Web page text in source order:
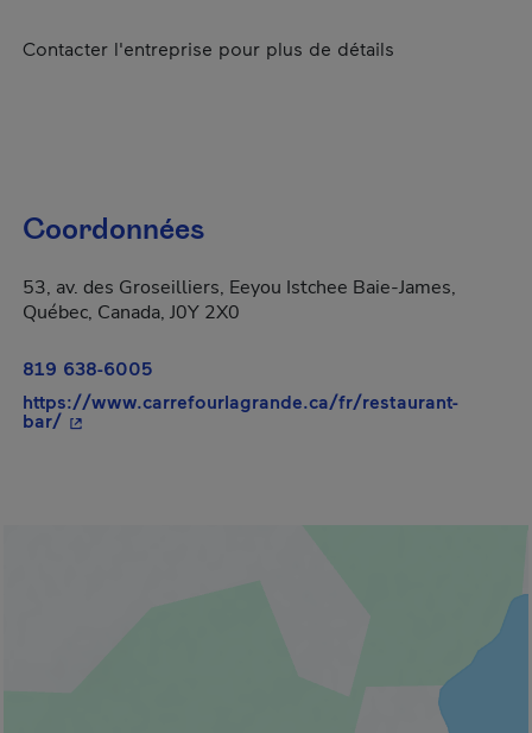
Contacter l'entreprise pour plus de détails
Coordonnées
53, av. des Groseilliers, Eeyou Istchee Baie-James,
Québec, Canada, J0Y 2X0
819 638-6005
https://www.carrefourlagrande.ca/fr/restaurant-
bar/- Cet hyperlien s'ouvrira dans une nouvelle fenêtre.